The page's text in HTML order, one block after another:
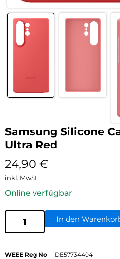
Samsung Silicone
Ultra Red
24,90 €
inkl. MwSt.
Online verfügbar
In den
WEEE Reg No
DE57734404